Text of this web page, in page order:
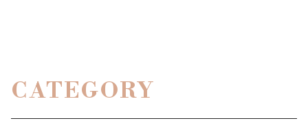
CATEGORY